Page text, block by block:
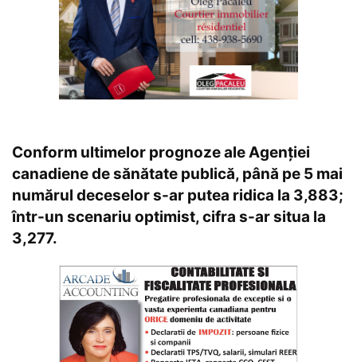
Conform ultimelor prognoze ale Agenției
canadiene de sănătate publică, până pe 5 mai
numărul deceselor s-ar putea ridica la 3,883;
într-un scenariu optimist, cifra s-ar situa la
3,277.